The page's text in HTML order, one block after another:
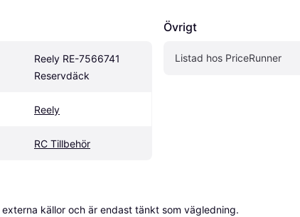
Reely RE-7566741
Reservdäck
Reely
RC Tillbehör
Övrigt
Listad hos PriceRunner
källor och är endast tänkt som vägledning.